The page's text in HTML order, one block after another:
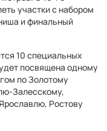
участки с набором
и финальный
10 специальных
посвящена одному
по Золотому
Залесскому,
Ростову